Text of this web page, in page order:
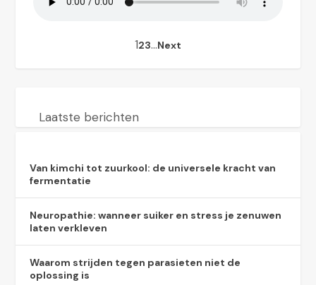
123…Next
Laatste berichten
Van kimchi tot zuurkool: de universele kracht van
fermentatie
Neuropathie: wanneer suiker en stress je zenuwen
laten verkleven
Waarom strijden tegen parasieten niet de
oplossing is